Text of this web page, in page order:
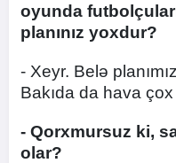
oyunda
planınız yoxdur?
- Xeyr. Belə
Bakıda da hava
- Qorxmursuz ki,
olar?